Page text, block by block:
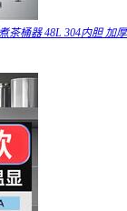
茶桶器 48L 304内胆 加厚